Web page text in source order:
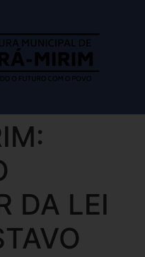
DA LEI